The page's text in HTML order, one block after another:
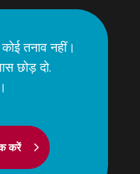
तनाव नहीं।
छोड़ दो.
करें